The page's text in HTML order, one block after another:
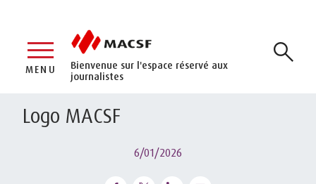
Bienvenue sur l'espace réservé aux
journalistes
MENU
Logo MACSF
6/01/2026